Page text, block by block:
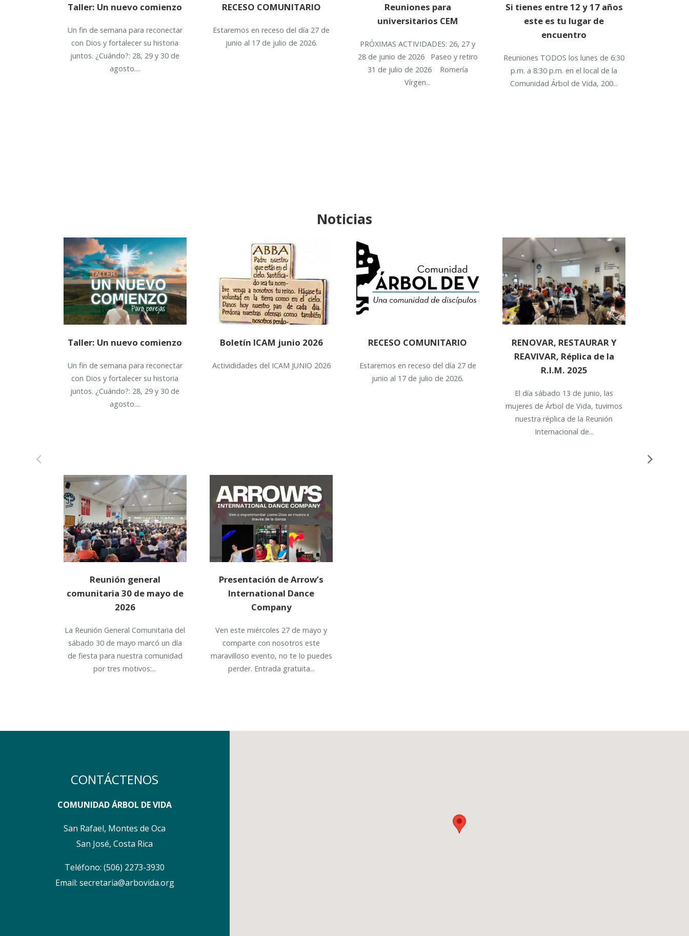
Taller: Un nuevo comienzo
Un fin de semana para reconectar
con Dios y fortalecer su historia
juntos. ¿Cuándo?: 28, 29 y 30 de
agosto....
RECESO COMUNITARIO
Estaremos en receso del día 27 de
junio al 17 de julio de 2026.
Reuniones para
universitarios CEM
PRÓXIMAS ACTIVIDADES: 26, 27 y
28 de junio de 2026 Paseo y retiro
31 de julio de 2026 Romería
Vírgen...
Si tienes entre 12 y 17 años
este es tu lugar de
encuentro
Reuniones TODOS los lunes de 6:30
p.m. a 8:30 p.m. en el local de la
Comunidad Árbol de Vida, 200...
Noticias
Taller: Un nuevo comienzo
Un fin de semana para reconectar
con Dios y fortalecer su historia
juntos. ¿Cuándo?: 28, 29 y 30 de
agosto....
Boletín ICAM junio 2026
Activididades del ICAM JUNIO 2026
RECESO COMUNITARIO
Estaremos en receso del día 27 de
junio al 17 de julio de 2026.
RENOVAR, RESTAURAR Y
REAVIVAR, Réplica de la
R.I.M. 2025
El día sábado 13 de junio, las
mujeres de Árbol de Vida, tuvimos
nuestra réplica de la Reunión
Internacional de...
Reunión general
comunitaria 30 de mayo de
2026
La Reunión General Comunitaria del
sábado 30 de mayo marcó un día
de fiesta para nuestra comunidad
por tres motivos:...
Presentación de Arrow’s
International Dance
Company
Ven este miércoles 27 de mayo y
comparte con nosotros este
maravilloso evento, no te lo puedes
perder. Entrada gratuita...
CONTÁCTENOS
COMUNIDAD ÁRBOL DE VIDA
San Rafael, Montes de Oca
San José, Costa Rica
Teléfono:(506) 2273-3930
Email: secretaria@arbovida.org